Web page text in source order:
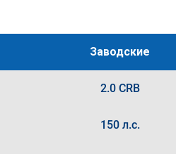
Заводские
2.0 CRB
150 л.с.